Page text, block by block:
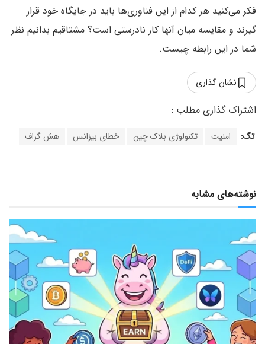
فکر می‌کنید هر کدام از این فناوری‌ها باید در جایگاه خود قرار
گیرند و مقایسه میان آنها کار نادرستی است؟ مشتاقیم بدانیم نظر
شما در این رابطه چیست.
نشان گذاری
تگ: امنیت تکنولوژی بلاک چین خطای بیزانس هش گراف
نوشته‌های مشابه